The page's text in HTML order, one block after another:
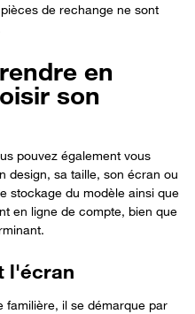
de rechange ne sont
en
son
pouvez également vous
design, sa taille, son écran ou
stockage du modèle ainsi que
en ligne de compte, bien que
l'écran
familière, il se démarque par